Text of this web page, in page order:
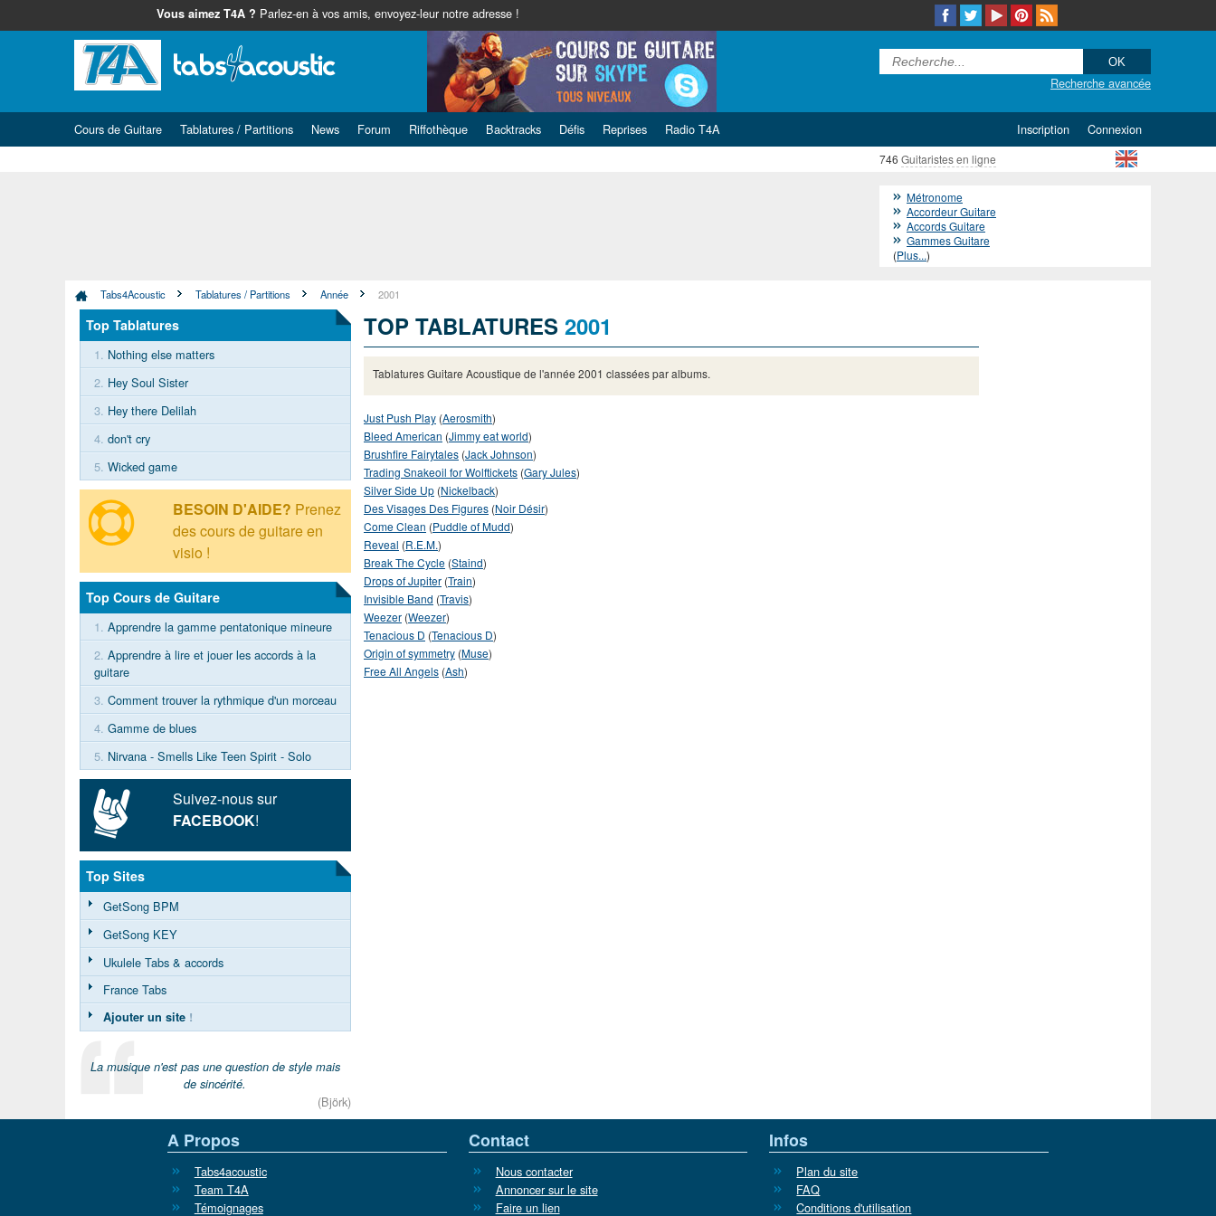
Vous aimez T4A ? Parlez-en à vos amis, envoyez-leur notre adresse !
Recherche avancée
Cours de Guitare Tablatures / Partitions News Forum Riffothèque Backtracks Défis Reprises Radio T4A Connexion
Inscription
746 Guitaristes en ligne
Métronome
Accordeur Guitare
Accords Guitare
Gammes Guitare
(Plus...)
Tabs4Acoustic Tablatures / Partitions Année 2001
TOP TABLATURES 2001
Tablatures Guitare Acoustique de l'année 2001 classées par albums.
Just Push Play (Aerosmith)
Bleed American (Jimmy eat world)
Brushfire Fairytales (Jack Johnson)
Trading Snakeoil for Wolftickets (Gary Jules)
Silver Side Up (Nickelback)
Des Visages Des Figures (Noir Désir)
Come Clean (Puddle of Mudd)
Reveal (R.E.M.)
Break The Cycle (Staind)
Drops of Jupiter (Train)
Invisible Band (Travis)
Weezer (Weezer)
Tenacious D (Tenacious D)
Origin of symmetry (Muse)
Free All Angels (Ash)
Top Tablatures
1. Nothing else matters
2. Hey Soul Sister
3. Hey there Delilah
4. don't cry
5. Wicked game
BESOIN D'AIDE? Prenez
des cours de guitare en
visio !
Top Cours de Guitare
1. Apprendre la gamme pentatonique mineure
2. Apprendre à lire et jouer les accords à la
guitare
3. Comment trouver la rythmique d'un morceau
4. Gamme de blues
5. Nirvana - Smells Like Teen Spirit - Solo
Suivez-nous sur
FACEBOOK!
Top Sites
GetSong BPM
GetSong KEY
Ukulele Tabs & accords
France Tabs
Ajouter un site!
La musique n'est pas une question de style mais
de sincérité.
(Björk)
A Propos
Tabs4acoustic
Team T4A
Témoignages
Contact
Nous contacter
Annoncer sur le site
Faire un lien
Infos
Plan du site
FAQ
Conditions d'utilisation